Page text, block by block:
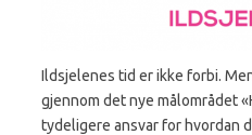
Ildsjelenes tid er ikke forbi.
gjennom det nye målområdet
tydeligere ansvar for hvordan